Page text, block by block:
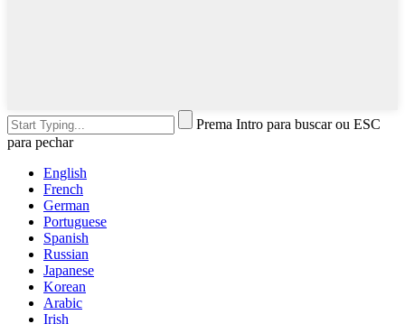
Prema Intro para buscar ou ESC
para pechar
English
French
German
Portuguese
Spanish
Russian
Japanese
Korean
Arabic
Irish